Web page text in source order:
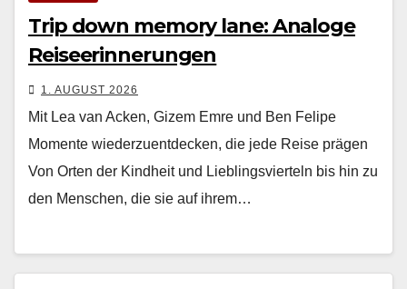
Trip down memory lane: Analoge
Reiseerinnerungen
1. AUGUST 2026
Mit Lea van Acken, Gizem Emre und Ben Felipe
Momente wiederzuentdecken, die jede Reise prägen
Von Orten der Kind­heit und Lieblingsvierteln bis hin zu
den Men­schen, die sie auf ihrem…